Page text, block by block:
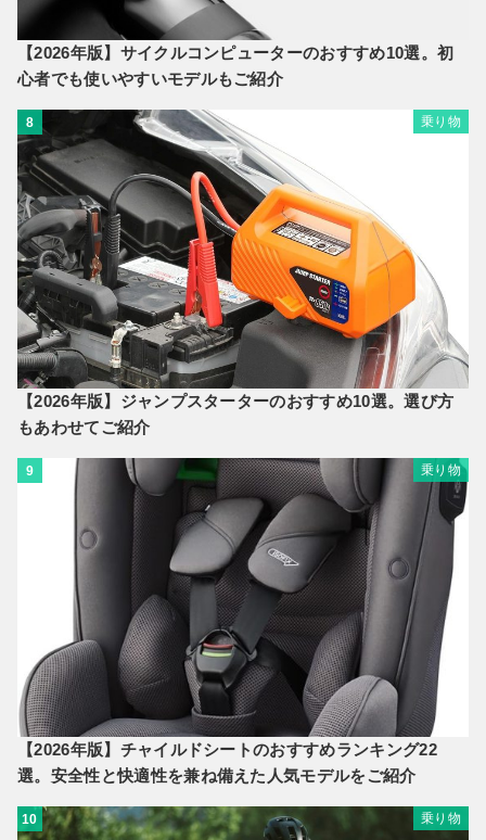
【2026年版】サイクルコンピューターのおすすめ10選。初
心者でも使いやすいモデルもご紹介
8 乗り物
【2026年版】ジャンプスターターのおすすめ10選。選び方
もあわせてご紹介
9 乗り物
【2026年版】チャイルドシートのおすすめランキング22
選。安全性と快適性を兼ね備えた人気モデルをご紹介
10 乗り物